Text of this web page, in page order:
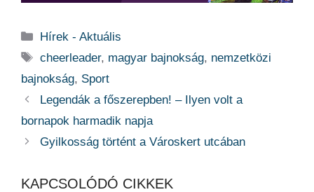
Kategória
Hírek - Aktuális
Címkék
cheerleader, magyar bajnokság, nemzetközi
bajnokság, Sport
Legendák a főszerepben! – Ilyen volt a
bornapok harmadik napja
Gyilkosság történt a Városkert utcában
KAPCSOLÓDÓ CIKKEK